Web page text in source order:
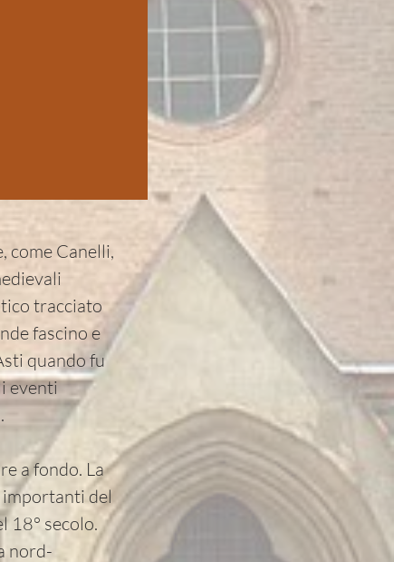
come Canelli,
tracciato
fascino e
quando fu
eventi
a fondo. La
importanti del
18° secolo.
nord-